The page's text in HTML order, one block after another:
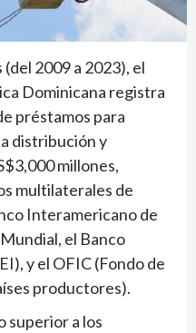
2009 a 2023), el
Dominicana registra
préstamos para
distribución y
millones,
multilaterales de
Interamericano de
el Banco
y el OFIC (Fondo de
productores).
superior a los